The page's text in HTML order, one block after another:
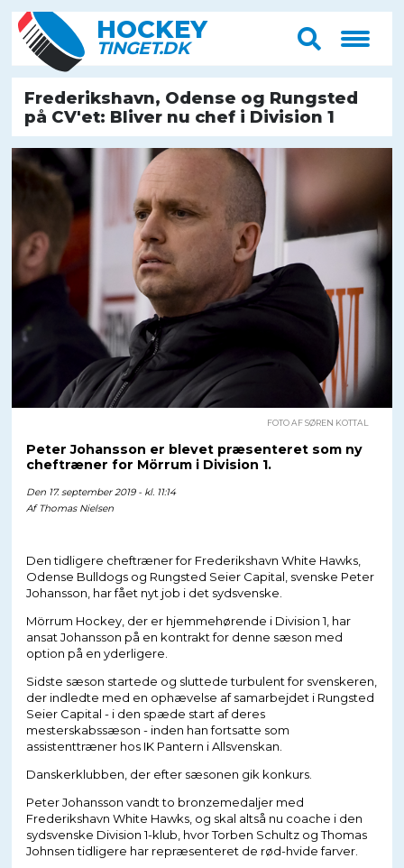
HOCKEY
TINGET.DK
Frederikshavn, Odense og Rungsted
på CV'et: Bliver nu chef i Division 1
FOTO AF SØREN KOTTAL
Peter Johansson er blevet præsenteret som ny
cheftræner for Mörrum i Division 1.
Den 17. september 2019 - kl. 11:14
AfThomas Nielsen
Den tidligere cheftræner for Frederikshavn White Hawks,
Odense Bulldogs og Rungsted Seier Capital, svenske Peter
Johansson, har fået nyt job i det sydsvenske.
Mörrum Hockey, der er hjemmehørende i Division 1, har
ansat Johansson på en kontrakt for denne sæson med
option på en yderligere.
Sidste sæson startede og sluttede turbulent for svenskeren,
der indledte med en ophævelse af samarbejdet i Rungsted
Seier Capital - i den spæde start af deres
mesterskabssæson - inden han fortsatte som
assistenttræner hos IK Pantern i Allsvenskan.
Danskerklubben, der efter sæsonen gik konkurs.
Peter Johansson vandt to bronzemedaljer med
Frederikshavn White Hawks, og skal altså nu coache i den
sydsvenske Division 1-klub, hvor Torben Schultz og Thomas
Johnsen tidligere har repræsenteret de rød-hvide farver.